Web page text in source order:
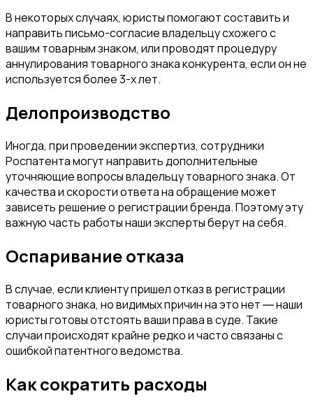
В некоторых случаях, юристы помогают составить и
направить письмо-согласие владельцу схожего с
вашим товарным знаком, или проводят процедуру
аннулирования товарного знака конкурента, если он не
используется более 3-х лет.
Делопроизводство
Иногда, при проведении экспертиз, сотрудники
Роспатента могут направить дополнительные
уточняющие вопросы владельцу товарного знака. От
качества и скорости ответа на обращение может
зависеть решение о регистрации бренда. Поэтому эту
важную часть работы наши эксперты берут на себя.
Оспаривание отказа
В случае, если клиенту пришел отказ в регистрации
товарного знака, но видимых причин на это нет ― наши
юристы готовы отстоять ваши права в суде. Такие
случаи происходят крайне редко и часто связаны с
ошибкой патентного ведомства.
Как сократить расходы